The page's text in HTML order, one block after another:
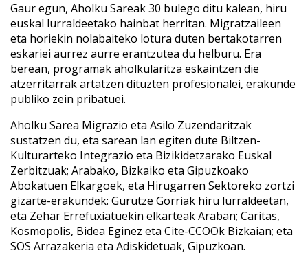
Gaur egun, Aholku Sareak 30 bulego ditu kalean, hiru
euskal lurraldeetako hainbat herritan. Migratzaileen
eta horiekin nolabaiteko lotura duten bertakotarren
eskariei aurrez aurre erantzutea du helburu. Era
berean, programak aholkularitza eskaintzen die
atzerritarrak artatzen dituzten profesionalei, erakunde
publiko zein pribatuei.
Aholku Sarea Migrazio eta Asilo Zuzendaritzak
sustatzen du, eta sarean lan egiten dute Biltzen-
Kulturarteko Integrazio eta Bizikidetzarako Euskal
Zerbitzuak; Arabako, Bizkaiko eta Gipuzkoako
Abokatuen Elkargoek, eta Hirugarren Sektoreko zortzi
gizarte-erakundek: Gurutze Gorriak hiru lurraldeetan,
eta Zehar Errefuxiatuekin elkarteak Araban; Caritas,
Kosmopolis, Bidea Eginez eta Cite-CCOOk Bizkaian; eta
SOS Arrazakeria eta Adiskidetuak, Gipuzkoan.